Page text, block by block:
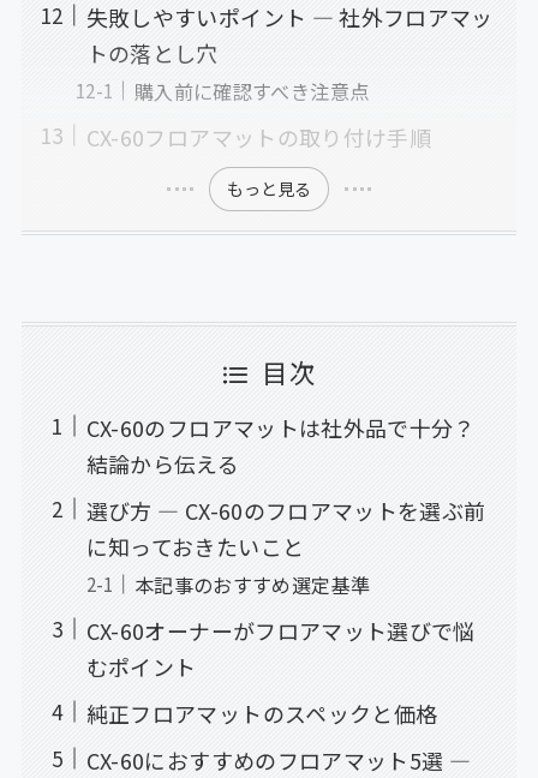
失敗しやすいポイント — 社外フロアマッ
トの落とし穴
購入前に確認すべき注意点
CX-60フロアマットの取り付け手順
もっと見る
目次
CX-60のフロアマットは社外品で十分？
結論から伝える
選び方 — CX-60のフロアマットを選ぶ前
に知っておきたいこと
本記事のおすすめ選定基準
CX-60オーナーがフロアマット選びで悩
むポイント
純正フロアマットのスペックと価格
CX-60におすすめのフロアマット5選 —